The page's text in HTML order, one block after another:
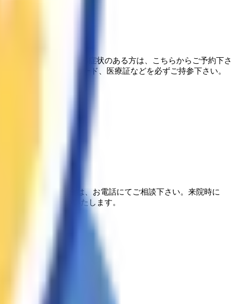
有無にかかわらず風邪症状のある方は、こちらからご予約下さ
は、マイナンバーカード、医療証などを必ずご持参下さい。
約が取れない場合は、お電話にてご相談下さい。来院時に
のご用意をお願いいたします。